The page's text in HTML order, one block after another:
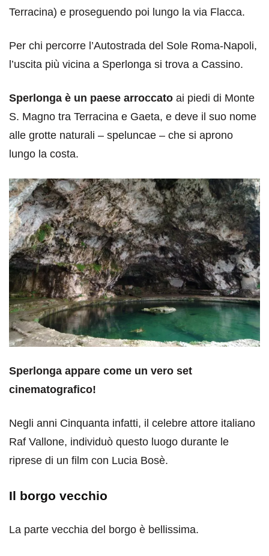
Terracina) e proseguendo poi lungo la via Flacca.
Per chi percorre l’Autostrada del Sole Roma-Napoli,
l’uscita più vicina a Sperlonga si trova a Cassino.
Sperlonga è un paese arroccato ai piedi di Monte
S. Magno tra Terracina e Gaeta, e deve il suo nome
alle grotte naturali – speluncae – che si aprono
lungo la costa.
Sperlonga appare come un vero set
cinematografico!
Negli anni Cinquanta infatti, il celebre attore italiano
Raf Vallone, individuò questo luogo durante le
riprese di un film con Lucia Bosè.
Il borgo vecchio
La parte vecchia del borgo è bellissima.